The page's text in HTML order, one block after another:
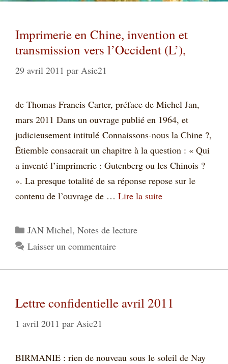
Imprimerie en Chine, invention et
transmission vers l’Occident (L’),
29 avril 2011 par Asie21
de Thomas Francis Carter, préface de Michel Jan,
mars 2011 Dans un ouvrage publié en 1964, et
judicieusement intitulé Connaissons-nous la Chine ?,
Étiemble consacrait un chapitre à la question : « Qui
a inventé l’imprimerie : Gutenberg ou les Chinois ?
». La presque totalité de sa réponse repose sur le
contenu de l’ouvrage de … Lire la suite
Catégories
JAN Michel, Notes de lecture
Laisser un commentaire
Lettre confidentielle avril 2011
1 avril 2011 par Asie21
BIRMANIE : rien de nouveau sous le soleil de Nay